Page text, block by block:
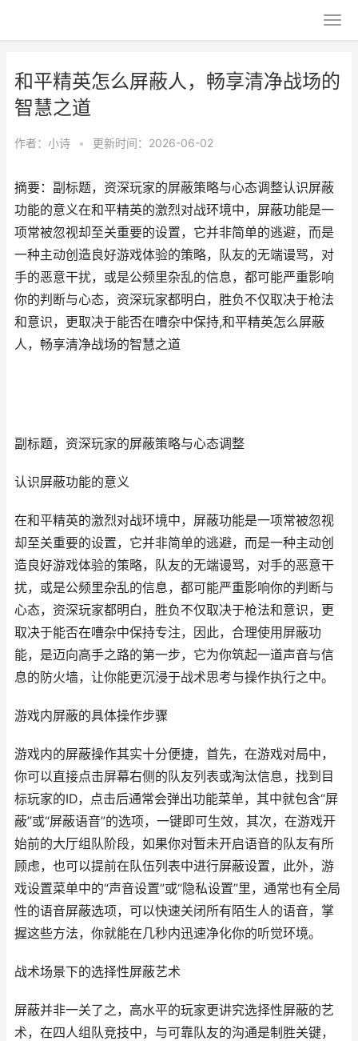
和平精英怎么屏蔽人，畅享清净战场的
智慧之道
作者： 小诗 • 更新时间：2026-06-02
摘要：副标题，资深玩家的屏蔽策略与心态调整认识屏蔽
功能的意义在和平精英的激烈对战环境中，屏蔽功能是一
项常被忽视却至关重要的设置，它并非简单的逃避，而是
一种主动创造良好游戏体验的策略，队友的无端谩骂，对
手的恶意干扰，或是公频里杂乱的信息，都可能严重影响
你的判断与心态，资深玩家都明白，胜负不仅取决于枪法
和意识，更取决于能否在嘈杂中保持,和平精英怎么屏蔽
人，畅享清净战场的智慧之道
副标题，资深玩家的屏蔽策略与心态调整
认识屏蔽功能的意义
在和平精英的激烈对战环境中，屏蔽功能是一项常被忽视
却至关重要的设置，它并非简单的逃避，而是一种主动创
造良好游戏体验的策略，队友的无端谩骂，对手的恶意干
扰，或是公频里杂乱的信息，都可能严重影响你的判断与
心态，资深玩家都明白，胜负不仅取决于枪法和意识，更
取决于能否在嘈杂中保持专注，因此，合理使用屏蔽功
能，是迈向高手之路的第一步，它为你筑起一道声音与信
息的防火墙，让你能更沉浸于战术思考与操作执行之中。
游戏内屏蔽的具体操作步骤
游戏内的屏蔽操作其实十分便捷，首先，在游戏对局中，
你可以直接点击屏幕右侧的队友列表或淘汰信息，找到目
标玩家的ID，点击后通常会弹出功能菜单，其中就包含“屏
蔽”或“屏蔽语音”的选项，一键即可生效，其次，在游戏开
始前的大厅组队阶段，如果你对暂未开启语音的队友有所
顾虑，也可以提前在队伍列表中进行屏蔽设置，此外，游
戏设置菜单中的“声音设置”或“隐私设置”里，通常也有全局
性的语音屏蔽选项，可以快速关闭所有陌生人的语音，掌
握这些方法，你就能在几秒内迅速净化你的听觉环境。
战术场景下的选择性屏蔽艺术
屏蔽并非一关了之，高水平的玩家更讲究选择性屏蔽的艺
术，在四人组队竞技中，与可靠队友的沟通是制胜关键，